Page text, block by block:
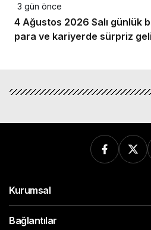
3 gün önce
4 Ağustos 2026 Salı günlük
para ve kariyerde sürpriz
Kurumsal
Bağlantılar